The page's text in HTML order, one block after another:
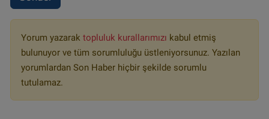
Yorum yazarak topluluk kurallarımızı kabul etmiş
bulunuyor ve tüm sorumluluğu üstleniyorsunuz. Yazılan
yorumlardan Son Haber hiçbir şekilde sorumlu
tutulamaz.